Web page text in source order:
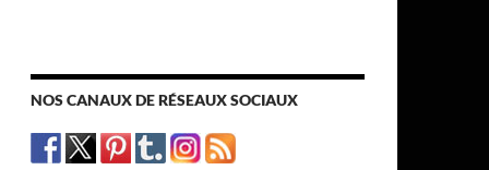
NOS CANAUX DE RÉSEAUX SOCIAUX